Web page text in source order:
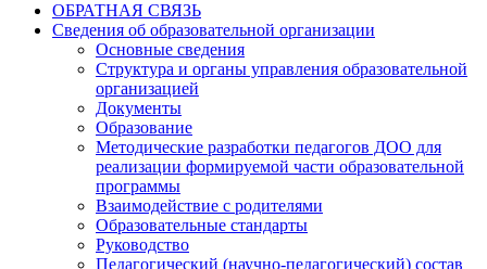
ОБРАТНАЯ СВЯЗЬ
Сведения об образовательной организации
Основные сведения
Структура и органы управления образовательной
организацией
Документы
Образование
Методические разработки педагогов ДОО для
реализации формируемой части образовательной
программы
Взаимодействие с родителями
Образовательные стандарты
Руководство
Педагогический (научно-педагогический) состав